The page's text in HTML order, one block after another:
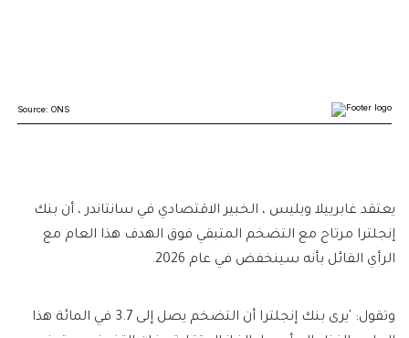
يعتقد غابرييلا ويليس ، الخبير الاقتصادي في سانتاندر ، أن بنك
إنجلترا مرتاح مع التضخم المتبقي فوق الهدف هذا العام مع
الرأي القائل بأنه سينخفض ​​في عام 2026.
وتقول: 'يرى بنك إنجلترا أن التضخم يصل إلى 3.7 في المائة هذا